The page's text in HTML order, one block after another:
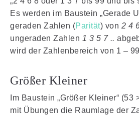
Es werden im Baustein „Gerade
geraden Zahlen (Parität) von 2 4
ungeraden Zahlen 1 3 5 7 ..
wird der Zahlenbereich von 1 –
Größer Kleiner
Im Baustein „Größer Kleiner“ (53
mit Übungen die Raumlage der